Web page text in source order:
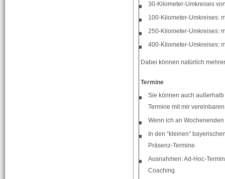
30-Kilometer-Umkreises
100-Kilometer-Umkreises:
250-Kilometer-Umkreises:
400-Kilometer-Umkreises:
Dabei können natürlich
Termine
Sie können auch
Termine mit mir
Wenn ich an
In den “kleinen”
Präsenz-Termine.
Ausnahmen: Ad-Hoc-
Coaching.